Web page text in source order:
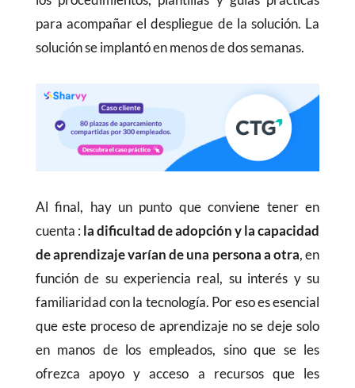
para acompañar el despliegue de la solución. La
solución se implantó en menos de dos semanas.
Al final, hay un punto que conviene tener en
cuenta : la dificultad de adopción y la capacidad
de aprendizaje varían de una persona a otra, en
función de su experiencia real, su interés y su
familiaridad con la tecnología. Por eso es esencial
que este proceso de aprendizaje no se deje solo
en manos de los empleados, sino que se les
ofrezca apoyo y acceso a recursos que les